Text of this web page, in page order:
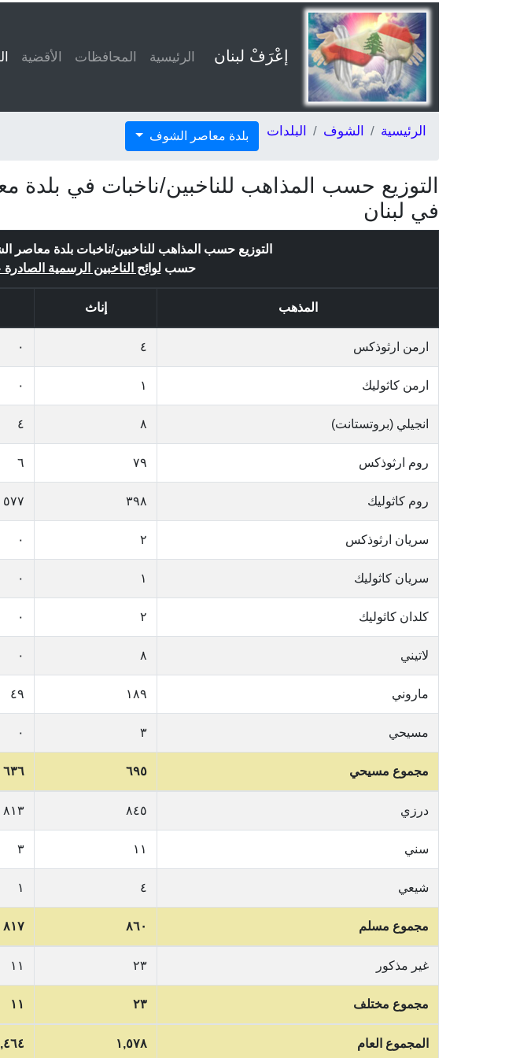
إعْرَفْ لبنان الرئيسية المحافظات الأقضية
الرئيسية الشوف البلدات بلدة معاصر الشوف
التوزيع حسب المذاهب للناخبين/ناخبات في
في لبنان
التوزيع حسب المذاهب للناخبين/ناخبات بلدة
حسب لوائح الناخبين الرسمية الصادرة
المذهب إناث
ارمن ارثوذكس ٤ ٠
ارمن كاثوليك ١ ٠
انجيلي (بروتستانت) ٨ ٤
روم ارثوذكس ٧٩ ٦
روم كاثوليك ٣٩٨ ٥٧٧
سريان ارثوذكس ٢ ٠
سريان كاثوليك ١ ٠
كلدان كاثوليك ٢ ٠
لاتيني ٨ ٠
ماروني ١٨٩ ٤٩
مسيحي ٣ ٠
مجموع مسيحي ٦٩٥ ٦٣٦
درزي ٨٤٥ ٨١٣
سني ١١ ٣
شيعي ٤ ١
مجموع مسلم ٨٦٠ ٨١٧
غير مذكور ٢٣ ١١
مجموع مختلف ٢٣ ١١
المجموع العام ١,٥٧٨